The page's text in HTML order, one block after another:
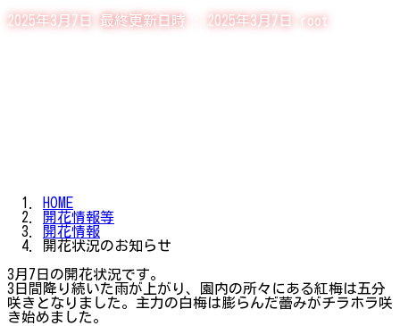
2025年3月7日 最終更新日時 : 2025年3月7日 root
HOME
開花情報等
開花情報
開花状況のお知らせ
3月7日の開花状況です。
3日間降り続いた雨が上がり、園内の所々にある紅梅は五分
咲きとなりました。主力の白梅は膨らんだ蕾みがチラホラ咲
き始めました。